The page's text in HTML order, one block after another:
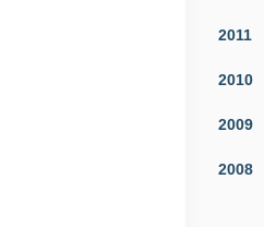
2011
2010
2009
2008